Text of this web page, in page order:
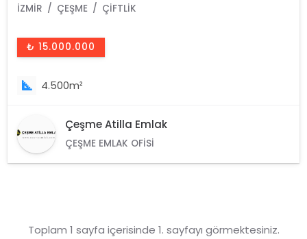
İZMIR ÇEŞME ÇIFTLIK
₺ 15.000.000
4.500m²
Çeşme Atilla Emlak
ÇEŞME EMLAK OFISI
Toplam 1 sayfa içerisinde 1. sayfayı görmektesiniz.